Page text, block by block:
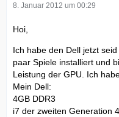
8. Januar 2012 um 00:29
Hoi,
Ich habe den Dell jetzt
paar Spiele installiert und
Leistung der GPU. Ich
Mein Dell:
4GB DDR3
i7 der zweiten Generation